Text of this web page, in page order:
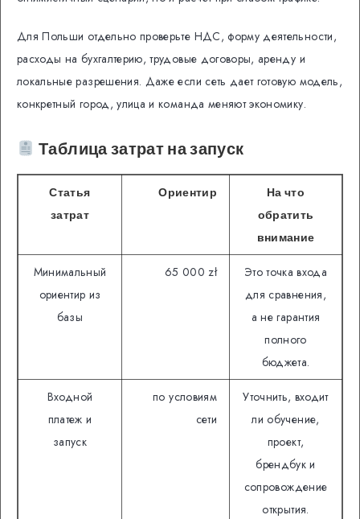
Для Польши отдельно проверьте НДС, форму деятельности,
расходы на бухгалтерию, трудовые договоры, аренду и
локальные разрешения. Даже если сеть дает готовую модель,
конкретный город, улица и команда меняют экономику.
Таблица затрат на запуск
Статья
затрат
Ориентир
На что
обратить
внимание
Минимальный
ориентир из
базы
65 000 zł
Это точка входа
для сравнения,
а не гарантия
полного
бюджета.
Входной
платеж и
запуск
по условиям
сети
Уточнить, входит
ли обучение,
проект,
брендбук и
сопровождение
открытия.